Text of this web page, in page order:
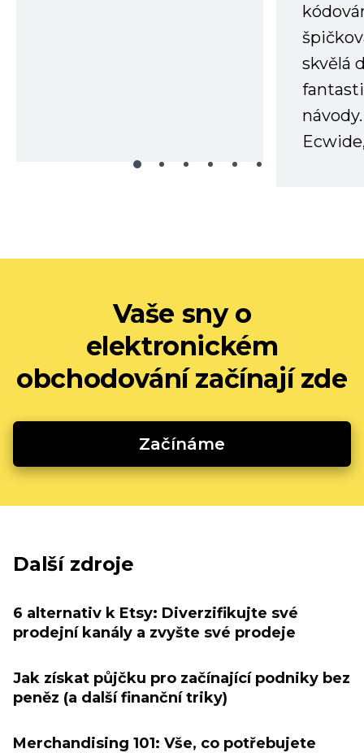
skvělá
Vaše sny o
elektronickém
obchodování začínají zde
Začínáme
Další zdroje
6 alternativ k Etsy: Diverzifikujte své
prodejní kanály a zvyšte své prodeje
Jak získat půjčku pro začínající podniky bez
peněz (a další finanční triky)
Merchandising 101: Vše, co potřebujete